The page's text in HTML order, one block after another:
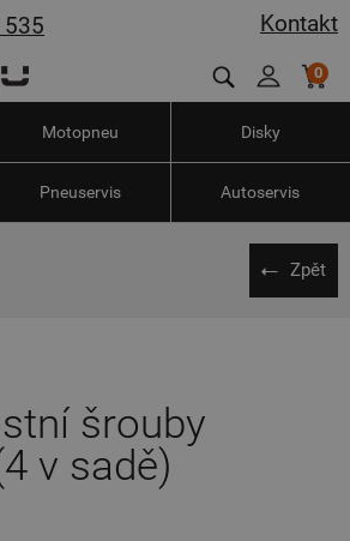
Kontakt
0
Motopneu Disky
Pneuservis Autoservis
Zpět
šrouby
v sadě)